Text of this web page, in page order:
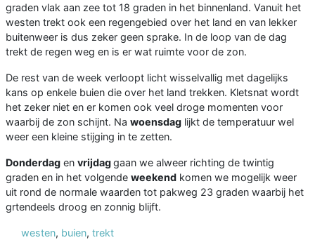
graden vlak aan zee tot 18 graden in het binnenland. Vanuit het
westen trekt ook een regengebied over het land en van lekker
buitenweer is dus zeker geen sprake. In de loop van de dag
trekt de regen weg en is er wat ruimte voor de zon.
De rest van de week verloopt licht wisselvallig met dagelijks
kans op enkele buien die over het land trekken. Kletsnat wordt
het zeker niet en er komen ook veel droge momenten voor
waarbij de zon schijnt. Na woensdag lijkt de temperatuur wel
weer een kleine stijging in te zetten.
Donderdag en vrijdaggaan we alweer richting de twintig
graden en in het volgende weekend komen we mogelijk weer
uit rond de normale waarden tot pakweg 23 graden waarbij het
grtendeels droog en zonnig blijft.
westen, buien, trekt